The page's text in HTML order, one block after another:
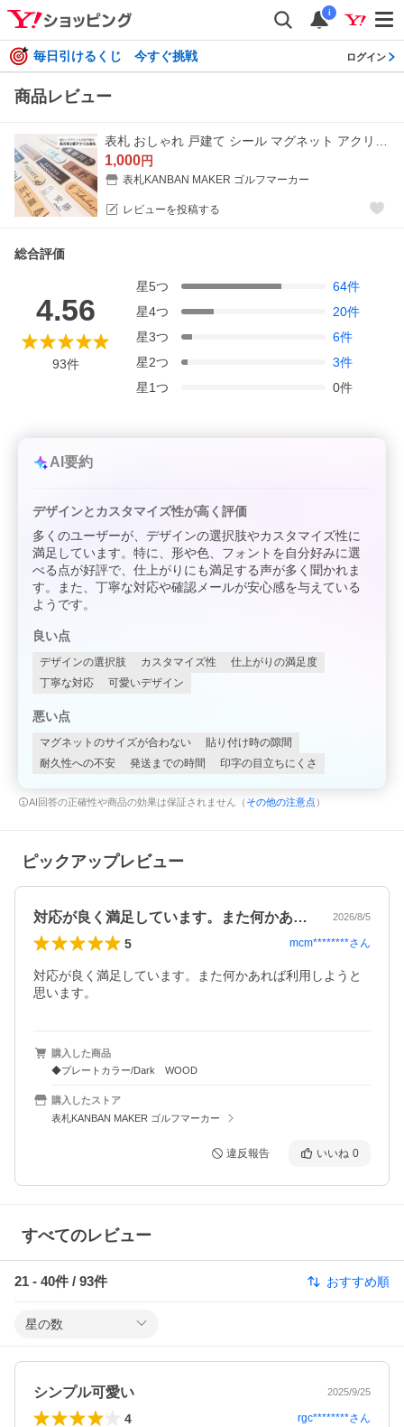
i
毎日引けるくじ 今すぐ挑戦 ログイン
商品レビュー
1,000円
表札KANBAN MAKER ゴルフマーカー
レビューを投稿する
総合評価
4.56
93件
星5つ 64件
星4つ 20件
星3つ 6件
星2つ 3件
星1つ 0件
AI要約
デザインとカスタマイズ性が高く評価
多くのユーザーが、デザインの選択肢やカスタマイズ性に
満足しています。特に、形や色、フォントを自分好みに選
べる点が好評で、仕上がりにも満足する声が多く聞かれま
す。また、丁寧な対応や確認メールが安心感を与えている
ようです。
良い点
デザインの選択肢 カスタマイズ性
仕上がりの満足度
丁寧な対応
可愛いデザイン
悪い点
マグネットのサイズが合わない
貼り付け時の隙間
耐久性への不安
発送までの時間 印字の目立ちにくさ
AI回答の正確性や商品の効果は保証されません（ その他の注意点 ）
ピックアップレビュー
対応が良く満足しています。また何かあれ… 2026/8/5
5 mcm********さん
対応が良く満足しています。また何かあれば利用しようと
思います。
購入した商品
◆プレートカラー/Dark WOOD
購入したストア
表札KANBAN MAKER ゴルフマーカー
違反報告 いいね 0
すべてのレビュー
21 - 40件 / 93件 おすすめ順
星の数
シンプル可愛い 2025/9/25
4 rgc********さん